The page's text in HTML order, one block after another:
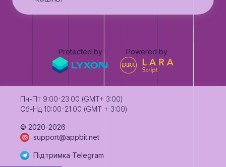
Protected by Powered by
Пн-Пт 9:00-23:00 (GMT+ 3:00)
Сб-Нд 10:00-21:00 (GMT + 3:00)
©️ 2020-2026
support@appbit.net
Підтримка Telegram